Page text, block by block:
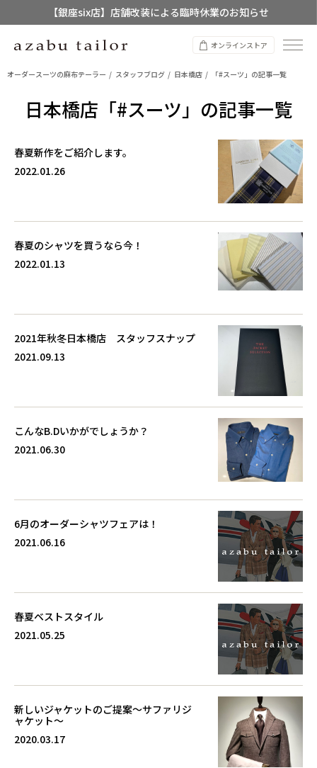
【銀座six店】店舗改装による臨時休業のお知らせ
【店舗限定】レディースオーダースーツ
オンラインストア
オーダースーツの麻布テーラー スタッフブログ 日本橋店 「#スーツ」の記事一覧
日本橋店「#スーツ」の記事一覧
春夏新作をご紹介します。
2022.01.26
春夏のシャツを買うなら今！
2022.01.13
2021年秋冬日本橋店 スタッフスナップ
2021.09.13
こんなB.Dいかがでしょうか？
2021.06.30
6月のオーダーシャツフェアは！
2021.06.16
春夏ベストスタイル
2021.05.25
新しいジャケットのご提案～サファリジ
ャケット～
2020.03.17